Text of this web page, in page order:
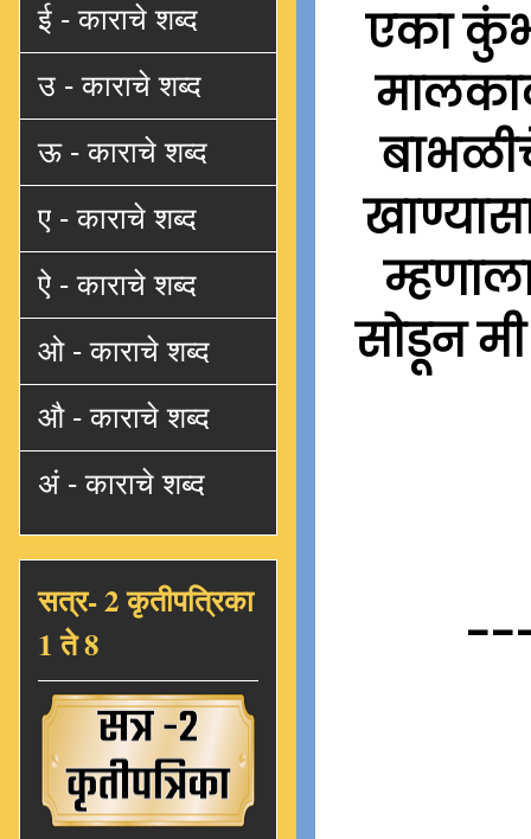
एका
सोडून
ई - काराचे शब्द
उ - काराचे शब्द
ऊ - काराचे शब्द
ए - काराचे शब्द
ऐ - काराचे शब्द
ओ - काराचे शब्द
औ - काराचे शब्द
अं - काराचे शब्द
सत्र- 2 कृतीपत्रिका
1 ते 8